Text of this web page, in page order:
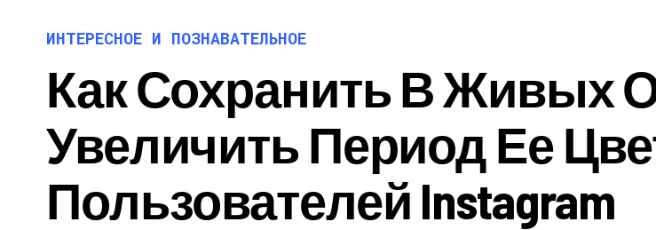
ИНТЕРЕСНОЕ И ПОЗНАВАТЕЛЬНОЕ
Как Сохранить В Живых
Увеличить Период Ее
Пользователей Instagram